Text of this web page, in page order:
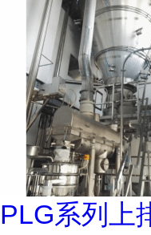
PLG系列上